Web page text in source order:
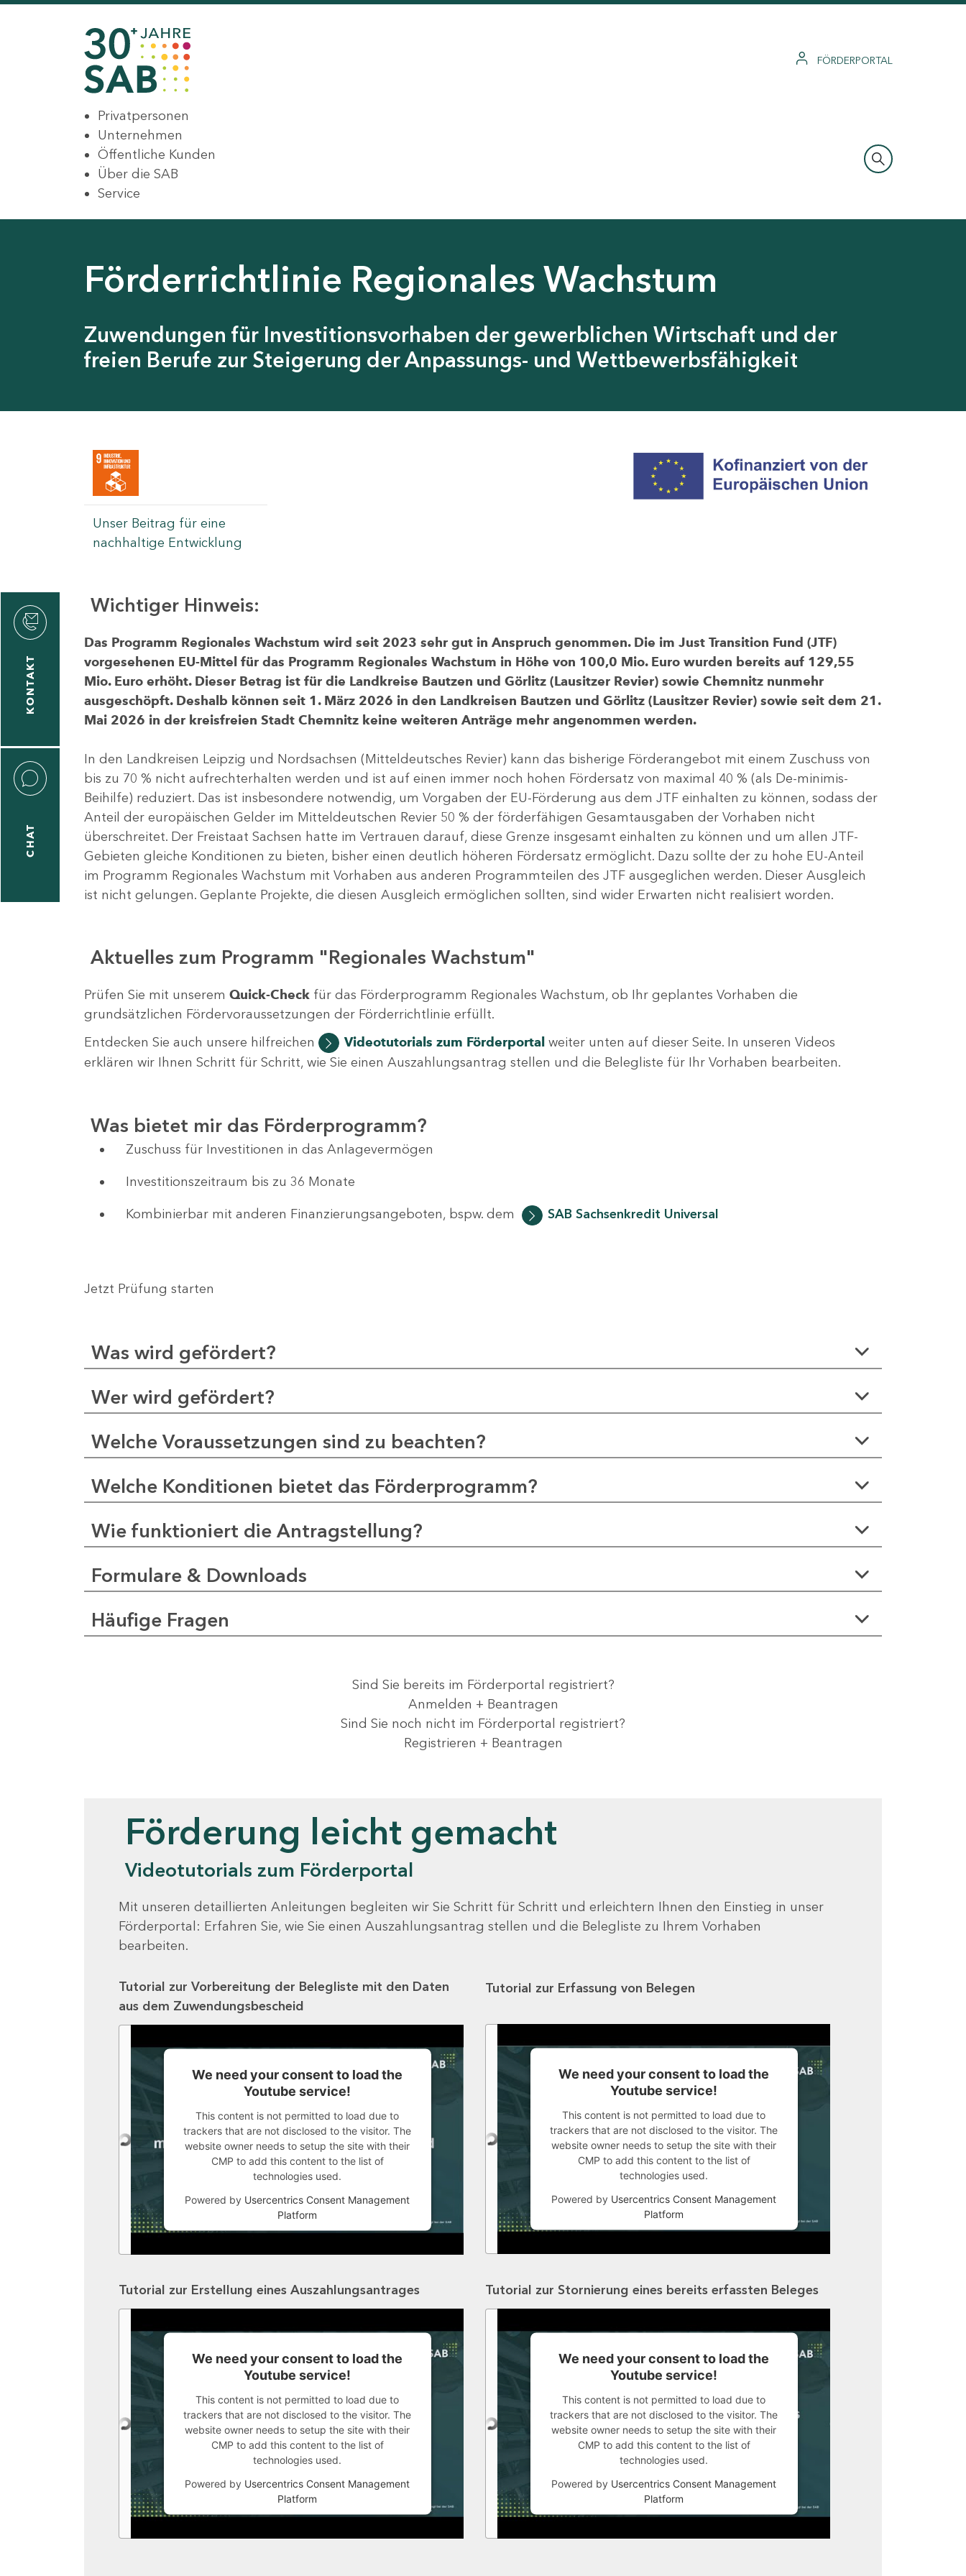
FÖRDERPORTAL
Privatpersonen
Unternehmen
Öffentliche Kunden
Über die SAB
Service
Förderrichtlinie Regionales Wachstum
Zuwendungen für Investitionsvorhaben der gewerblichen Wirtschaft und der
freien Berufe zur Steigerung der Anpassungs- und Wettbewerbsfähigkeit
Unser Beitrag für eine
nachhaltige Entwicklung
KONTAKT
CHAT
Wichtiger Hinweis:
Das Programm Regionales Wachstum wird seit 2023 sehr gut in Anspruch genommen. Die im Just Transition Fund (JTF)
vorgesehenen EU-Mittel für das Programm Regionales Wachstum in Höhe von 100,0 Mio. Euro wurden bereits auf 129,55
Mio. Euro erhöht. Dieser Betrag ist für die Landkreise Bautzen und Görlitz (Lausitzer Revier) sowie Chemnitz nunmehr
ausgeschöpft. Deshalb können seit 1. März 2026 in den Landkreisen Bautzen und Görlitz (Lausitzer Revier) sowie seit dem 21.
Mai 2026 in der kreisfreien Stadt Chemnitz keine weiteren Anträge mehr angenommen werden.
In den Landkreisen Leipzig und Nordsachsen (Mitteldeutsches Revier) kann das bisherige Förderangebot mit einem Zuschuss von
bis zu 70 % nicht aufrechterhalten werden und ist auf einen immer noch hohen Fördersatz von maximal 40 % (als De-minimis-
Beihilfe) reduziert. Das ist insbesondere notwendig, um Vorgaben der EU-Förderung aus dem JTF einhalten zu können, sodass der
Anteil der europäischen Gelder im Mitteldeutschen Revier 50 % der förderfähigen Gesamtausgaben der Vorhaben nicht
überschreitet. Der Freistaat Sachsen hatte im Vertrauen darauf, diese Grenze insgesamt einhalten zu können und um allen JTF-
Gebieten gleiche Konditionen zu bieten, bisher einen deutlich höheren Fördersatz ermöglicht. Dazu sollte der zu hohe EU-Anteil
im Programm Regionales Wachstum mit Vorhaben aus anderen Programmteilen des JTF ausgeglichen werden. Dieser Ausgleich
ist nicht gelungen. Geplante Projekte, die diesen Ausgleich ermöglichen sollten, sind wider Erwarten nicht realisiert worden.
Aktuelles zum Programm "Regionales Wachstum"
Prüfen Sie mit unserem Quick-Check für das Förderprogramm Regionales Wachstum, ob Ihr geplantes Vorhaben die
grundsätzlichen Fördervoraussetzungen der Förderrichtlinie erfüllt.
Entdecken Sie auch unsere hilfreichen
Videotutorials zum Förderportalweiter unten auf dieser Seite. In unseren Videos
erklären wir Ihnen Schritt für Schritt, wie Sie einen Auszahlungsantrag stellen und die Belegliste für Ihr Vorhaben bearbeiten.
Was bietet mir das Förderprogramm?
Zuschuss für Investitionen in das Anlagevermögen
Investitionszeitraum bis zu 36 Monate
Kombinierbar mit anderen Finanzierungsangeboten, bspw. dem SAB Sachsenkredit Universal
Jetzt Prüfung starten
Was wird gefördert?
Wer wird gefördert?
Welche Voraussetzungen sind zu beachten?
Welche Konditionen bietet das Förderprogramm?
Wie funktioniert die Antragstellung?
Formulare & Downloads
Häufige Fragen
Sind Sie bereits im Förderportal registriert?
Anmelden + Beantragen
Sind Sie noch nicht im Förderportal registriert?
Registrieren + Beantragen
Förderung leicht gemacht
Videotutorials zum Förderportal
Mit unseren detaillierten Anleitungen begleiten wir Sie Schritt für Schritt und erleichtern Ihnen den Einstieg in unser
Förderportal: Erfahren Sie, wie Sie einen Auszahlungsantrag stellen und die Belegliste zu Ihrem Vorhaben
bearbeiten.
Tutorial zur Vorbereitung der Belegliste mit den Daten
aus dem Zuwendungsbescheid
We need your consent to load the
Youtube service!
This content is not permitted to load due to
trackers that are not disclosed to the visitor. The
website owner needs to setup the site with their
CMP to add this content to the list of
technologies used.
Powered by Usercentrics Consent Management
Platform
Tutorial zur Erfassung von Belegen
We need your consent to load the
Youtube service!
This content is not permitted to load due to
trackers that are not disclosed to the visitor. The
website owner needs to setup the site with their
CMP to add this content to the list of
technologies used.
Powered by Usercentrics Consent Management
Platform
Tutorial zur Erstellung eines Auszahlungsantrages
We need your consent to load the
Youtube service!
This content is not permitted to load due to
trackers that are not disclosed to the visitor. The
website owner needs to setup the site with their
CMP to add this content to the list of
technologies used.
Powered by Usercentrics Consent Management
Platform
Tutorial zur Stornierung eines bereits erfassten Beleges
We need your consent to load the
Youtube service!
This content is not permitted to load due to
trackers that are not disclosed to the visitor. The
website owner needs to setup the site with their
CMP to add this content to the list of
technologies used.
Powered by Usercentrics Consent Management
Platform